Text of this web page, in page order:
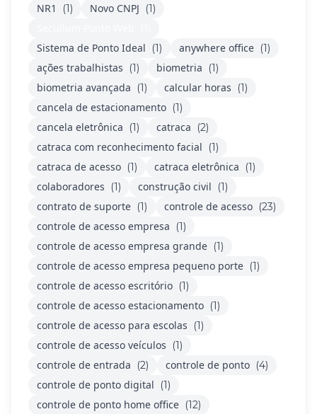
NR1 (1) Novo CNPJ (1)
Sistema de Ponto Ideal (1) anywhere office (1)
ações trabalhistas (1) biometria (1)
biometria avançada (1) calcular horas (1)
cancela de estacionamento (1)
cancela eletrônica (1) catraca (2)
catraca com reconhecimento facial (1)
catraca de acesso (1) catraca eletrônica (1)
colaboradores (1) construção civil (1)
contrato de suporte (1) controle de acesso (23)
controle de acesso empresa (1)
controle de acesso empresa grande (1)
controle de acesso empresa pequeno porte (1)
controle de acesso escritório (1)
controle de acesso estacionamento (1)
controle de acesso para escolas (1)
controle de acesso veículos (1)
controle de entrada (2) controle de ponto (4)
controle de ponto digital (1)
controle de ponto home office (12)